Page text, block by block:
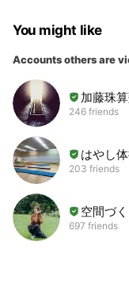
You might like
Accounts others are
加藤珠
246 friends
はやし
203 friends
空間づ
697 friends